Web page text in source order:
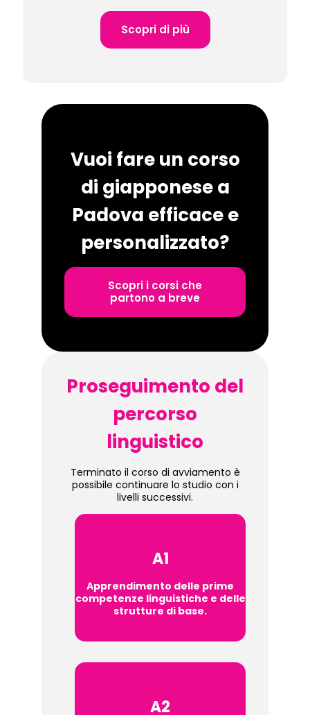
Scopri di più
Vuoi fare un corso
di giapponese a
Padova efficace e
personalizzato?
Scopri i corsi che
partono a breve
Proseguimento del
percorso
linguistico
Terminato il corso di avviamento è
possibile continuare lo studio con i
livelli successivi.
A1
Apprendimento delle prime
competenze linguistiche e delle
strutture di base.
A2